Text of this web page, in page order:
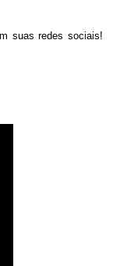
suas redes sociais!